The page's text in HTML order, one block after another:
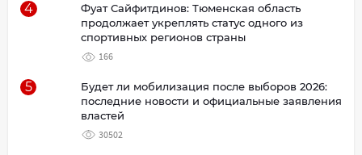
4
Фуат Сайфитдинов: Тюменская область
продолжает укреплять статус одного из
спортивных регионов страны
166
5
Будет ли мобилизация после выборов 2026:
последние новости и официальные заявления
властей
30502